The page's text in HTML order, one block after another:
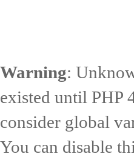
Warning:
existed until PHP
consider global
You can disable